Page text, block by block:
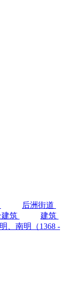
后洲街道
建筑
建筑
明、南明（1368 -